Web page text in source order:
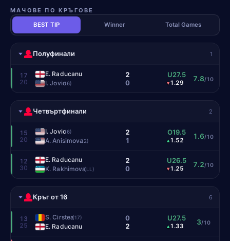
МАЧОВЕ ПО КРЪГОВЕ
BEST TIP
Winner Total Games
Полуфинали 1
17
20
E. Raducanu
I. Jovic(6)
2
0
U27.5
▾1.29 7.8/10
Четвъртфинали 2
15
20
I. Jovic(6)
A. Anisimova(2)
2
1
O19.5
▴1.52 1.6/10
12
30
E. Raducanu
K. Rakhimova(LL)
2
0
U26.5
▾1.25 7.2/10
Кръг от 16 6
13
25
S. Cirstea(17)
E. Raducanu
0
2
U27.5
▴1.33 3/10